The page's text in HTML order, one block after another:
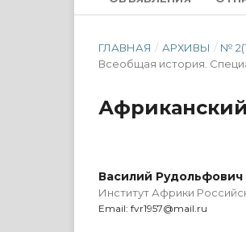
ГЛАВНАЯ / АРХИВЫ / №
Всеобщая история.
Василий
Институт Африки
Email: fvr1957@mail.ru